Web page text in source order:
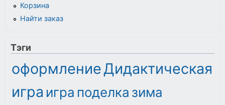
Корзина
Найти заказ
Тэги
оформлениеДидактическая
игра игра поделка зима